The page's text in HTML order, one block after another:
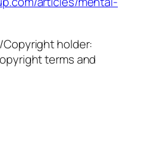
Copyright holder:
terms and